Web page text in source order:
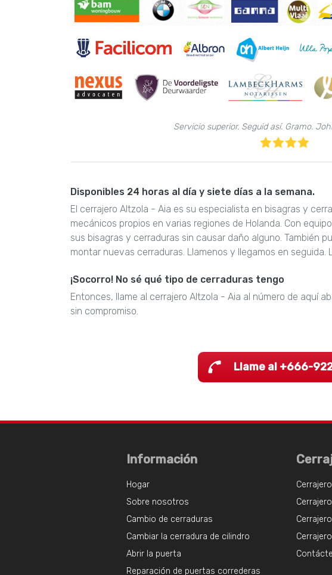
Servicio superior. Seguid así. Gramo.
Disponibles 24 horas al día y siete días a la semana.
El cerrajero Altzola - Aia es su especialista en bisagras y
mecánicos propios en varias regiones de Holanda. Con
sus bisagras y cerraduras sin causar daño alguno. También
montar nuevas cerraduras. Llamenos y llegamos en
¡Socorro! No sé qué tipo de cerraduras tengo
Entonces, llame al cerrajero Altzola - Aia al número de aquí
sin compromiso.
Llame al +666-
Información
Hogar
Sobre nosotros
Cambio de cerraduras
Cambiar la cerradura de cilindro
Abrir la puerta
Reparación de puertas correderas